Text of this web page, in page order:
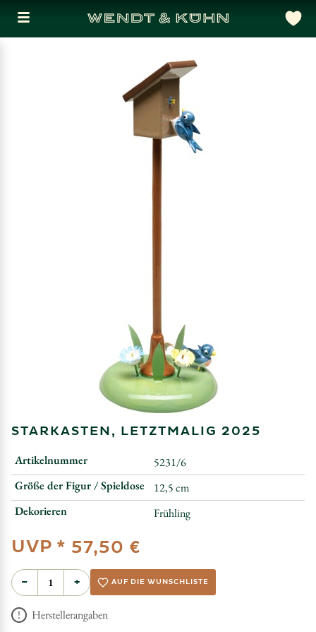
STARKASTEN, LETZTMALIG 2025
Artikelnummer
5231/6
Größe der Figur / Spieldose
12,5 cm
Dekorieren
Frühling
UVP * 57,50 €
− + AUF DIE WUNSCHLISTE
Herstellerangaben